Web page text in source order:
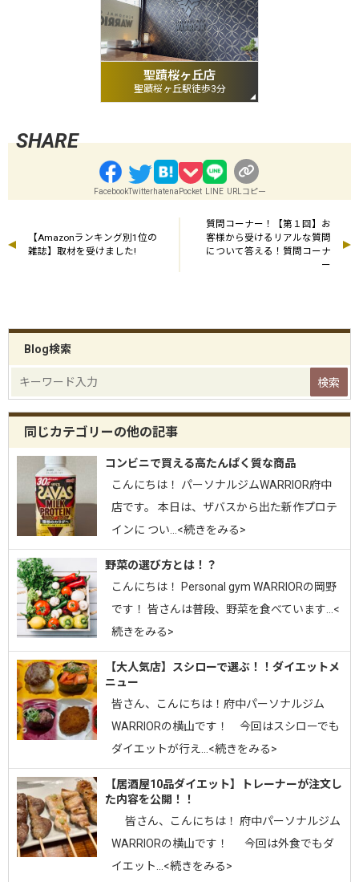
聖蹟桜ヶ丘店
聖蹟桜ヶ丘駅徒歩3分
FacebookTwitterhatena Pocket LINE URLコピー
【Amazonランキング別1位の
雑誌】取材を受けました!
質問コーナー！【第１回】お
客様から受けるリアルな質問
について答える！質問コーナ
ー
Blog検索
同じカテゴリーの他の記事
コンビニで買える高たんぱく質な商品
こんにちは！ パーソナルジムWARRIOR府中
店です。 本日は、ザバスから出た新作プロテ
インに つい…<続きをみる>
野菜の選び方とは！？
こんにちは！ Personal gym WARRIORの岡野
です！ 皆さんは普段、野菜を食べています…<
続きをみる>
【大人気店】スシローで選ぶ！！ダイエットメ
ニュー
皆さん、こんにちは！府中パーソナルジム
WARRIORの横山です！ 今回はスシローでも
ダイエットが行え…<続きをみる>
【居酒屋10品ダイエット】トレーナーが注文し
た内容を公開！！
皆さん、こんにちは！ 府中パーソナルジム
WARRIORの横山です！ 今回は外食でもダ
イエット…<続きをみる>